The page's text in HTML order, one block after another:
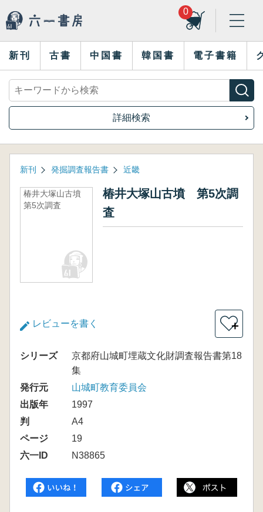
0
新刊 古書 中国書 韓国書 電子書籍
詳細検索
新刊 発掘調査報告書 近畿
椿井大塚山古墳
第5次調査
椿井大塚山古墳 第5次調
査
レビューを書く ＋
シリーズ
京都府山城町埋蔵文化財調査報告書第18
集
発行元
山城町教育委員会
出版年
1997
判
A4
ページ
19
六一ID
N38865